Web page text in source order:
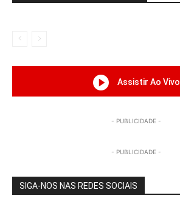
Assistir Ao Vivo
- PUBLICIDADE -
- PUBLICIDADE -
SIGA-NOS NAS REDES SOCIAIS